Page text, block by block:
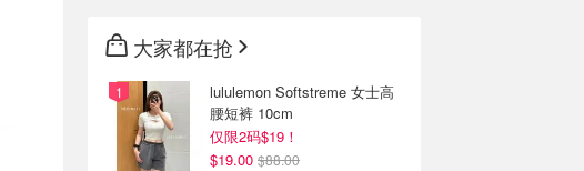
大家都在抢
lululemon Softstreme 女士高
腰短裤 10cm
仅限2码$19！
$19.00 $88.00